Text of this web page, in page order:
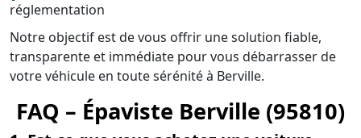
réglementation
Notre objectif est de vous offrir une solution fiable,
transparente et immédiate pour vous débarrasser de
votre véhicule en toute sérénité à Berville.
FAQ – Épaviste Berville (95810)